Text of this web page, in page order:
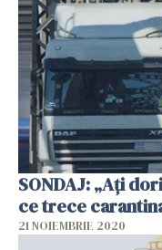
SONDAJ: „Ați
ce trece
21 NOIEMBRIE 2020